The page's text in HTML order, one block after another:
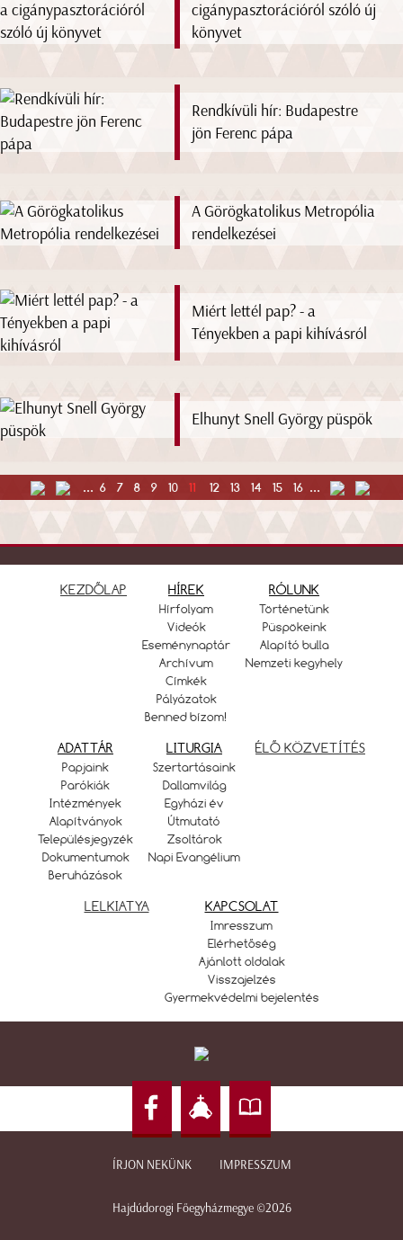
cigánypasztorációról szóló új
könyvet
Rendkívüli hír: Budapestre
jön Ferenc pápa
A Görögkatolikus Metropólia
rendelkezései
Miért lettél pap? - a
Tényekben a papi kihívásról
Elhunyt Snell György püspök
... 6 7 8 9 10 11 12 13 14 15 16 ...
KEZDŐLAP HÍREK
Hírfolyam
Videók
Eseménynaptár
Archívum
Címkék
Pályázatok
Benned bízom!
RÓLUNK
Történetünk
Püspökeink
Alapító bulla
Nemzeti kegyhely
ADATTÁR
Papjaink
Parókiák
Intézmények
Alapítványok
Településjegyzék
Dokumentumok
Beruházások
LITURGIA
Szertartásaink
Dallamvilág
Egyházi év
Útmutató
Zsoltárok
Napi Evangélium
ÉLŐ KÖZVETÍTÉS
LELKIATYA KAPCSOLAT
Imresszum
Elérhetőség
Ajánlott oldalak
Visszajelzés
Gyermekvédelmi bejelentés
ÍRJON NEKÜNK IMPRESSZUM
Hajdúdorogi Főegyházmegye ©2026